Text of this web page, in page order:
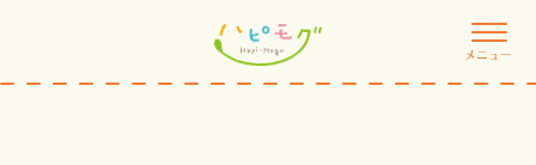
メニュー